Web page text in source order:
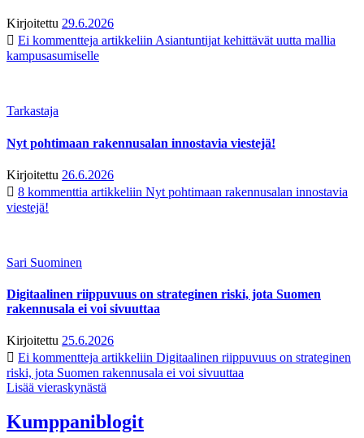
Kirjoitettu 29.6.2026
Ei kommentteja artikkeliin Asiantuntijat kehittävät uutta mallia
kampusasumiselle
Tarkastaja
Nyt pohtimaan rakennusalan innostavia viestejä!
Kirjoitettu 26.6.2026
8 kommenttia artikkeliin Nyt pohtimaan rakennusalan innostavia
viestejä!
Sari Suominen
Digitaalinen riippuvuus on strateginen riski, jota Suomen
rakennusala ei voi sivuuttaa
Kirjoitettu 25.6.2026
Ei kommentteja artikkeliin Digitaalinen riippuvuus on strateginen
riski, jota Suomen rakennusala ei voi sivuuttaa
Lisää vieraskynästä
Kumppaniblogit